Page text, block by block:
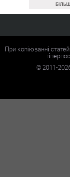
При копіюванні
©2011-